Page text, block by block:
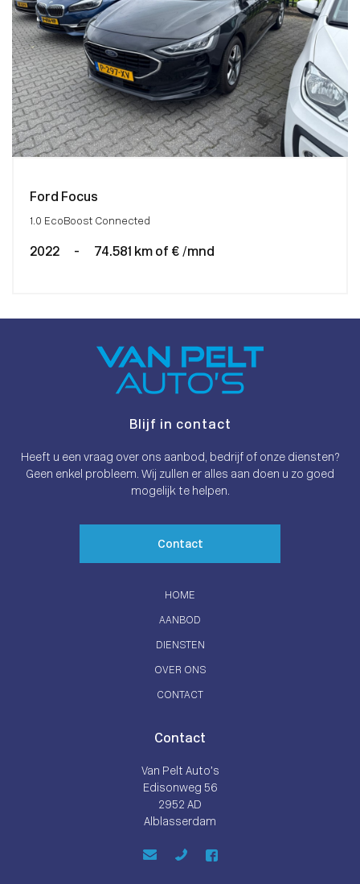
Ford Focus
1.0 EcoBoost Connected
2022 - 74.581 km of € /mnd
Blijf in contact
Heeft u een vraag over ons aanbod, bedrijf of onze diensten?
Geen enkel probleem. Wij zullen er alles aan doen u zo goed
mogelijk te helpen.
Contact
HOME
AANBOD
DIENSTEN
OVER ONS
CONTACT
Contact
Van Pelt Auto’s
Edisonweg 56
2952 AD
Alblasserdam